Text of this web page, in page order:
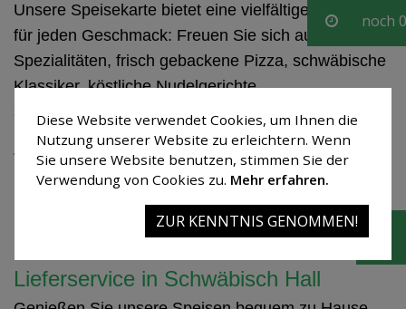
Diese Website verwendet Cookies, um Ihnen die
Nutzung unserer Website zu erleichtern. Wenn
Sie unsere Website benutzen, stimmen Sie der
Verwendung von Cookies zu. Mehr erfahren.
ZUR KENNTNIS GENOMMEN!
noch
Unsere Speisekarte bietet eine vielfältige Auswahl
für jeden Geschmack: Freuen Sie sich auf indische
Spezialitäten, frisch gebackene Pizza, schwäbische
Klassiker, köstliche Nudelgerichte
sowie vegetarische und vegane Gerichte.
Jeden Sonntag verwöhnen wir Sie außerdem mit
hausgemachten Kuchen und Torten aus unserer
Kuchentheke – frisch zubereitet von unserem
Lieferservice in Schwäbisch Hall